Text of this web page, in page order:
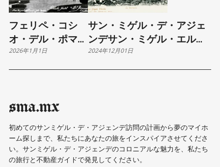
フェリペ・コシ
オ・デル・ポマル
＆エル・アタスカ
2026年1月1日
サン・ミゲル・デ・アジェ
ンデサン・ミゲル・エル・
グランデとしての始まりか
2024年12月01日
sma.mx
初めてのサンミゲル・デ・アジェンデ訪問の計画から夢のマイホ
ーム探しまで、私たちにあなたの旅をインスパイアさせてくださ
い。サンミゲル・デ・アジェンデのコロニアルな魅力を、私たち
の旅行と不動産ガイドで発見してください。